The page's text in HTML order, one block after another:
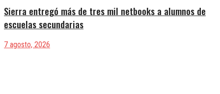
Sierra entregó más de tres mil netbooks a alumnos de
escuelas secundarias
7 agosto, 2026